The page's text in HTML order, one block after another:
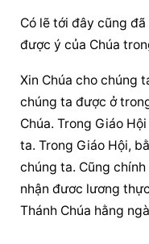
Có lẽ tới đây cũng
được ý của Chúa
Xin Chúa cho chúng
chúng ta được ở
Chúa. Trong Giáo
ta. Trong Giáo Hội,
chúng ta. Cũng
nhận đươc lương
Thánh Chúa hằng